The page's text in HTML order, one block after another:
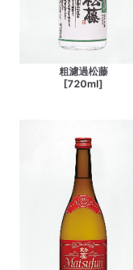
粗濾過松藤
[720ml]